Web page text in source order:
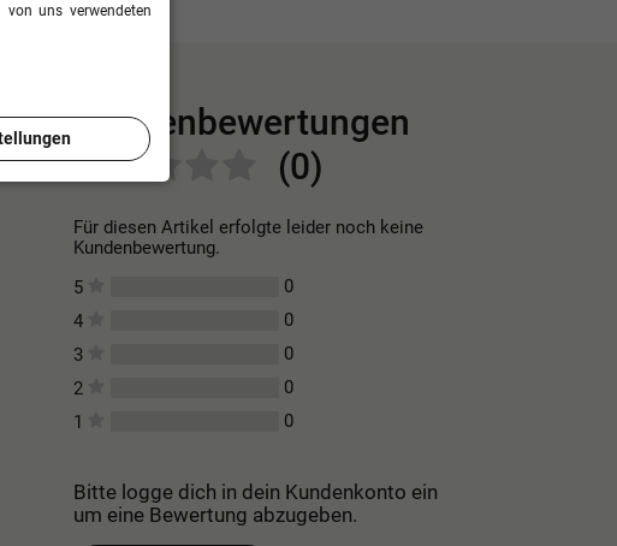
Kundenbewertungen
(0)
Für diesen Artikel erfolgte leider noch keine
Kundenbewertung.
5
0
4
0
3
0
2
0
1
0
Bitte logge dich in dein Kundenkonto ein
um eine Bewertung abzugeben.
uns verwendeten